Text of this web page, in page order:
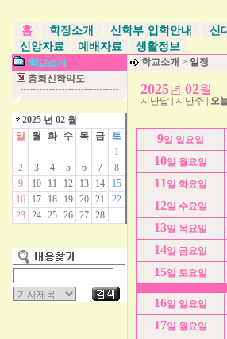
홈 학장소개 신학부 입학안내 신
신앙자료
예배자료 생활정보
학교소개
총회신학약도
2025 년 02 월
일
월 화 수 목 금
토
1
2
3 4 5 6 7
8
9
10 11 12 13 14
15
16
17 18 19 20 21
22
23
24 25 26 27 28
학교소개 > 일정
2025년 02월
지난달 지난주 오
9일 일요일
10일 월요일
11 일 화요일
12일 수요일
13일 목요일
14일 금요일
15일 토요일
16일 일요일
17일 월요일